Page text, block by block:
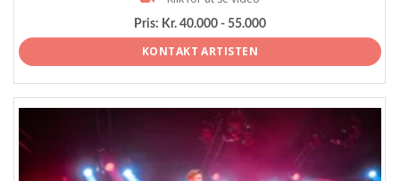
Pris: Kr. 40.000 - 55.000
KONTAKT ARTISTEN